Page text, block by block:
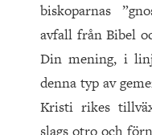
biskoparnas
avfall från Bibel
Din mening, i
denna typ av
Kristi rikes